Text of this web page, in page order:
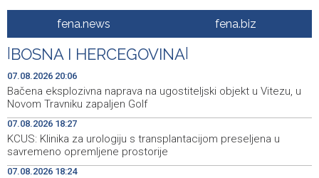
Announcement of events for Saturday, 8 August 2026
19:10
Rudari Milanovića ubijedili da ode kući, Memčić se već
ponovo vratio u jamu 'Raspotočje'
19:03
Sarajevo Film Festival presents Kinoscope and
Kinoscope Surreal programs
19:00 Najave događaja za 8. 8. 2026. godine (subota)
18:58
Fire breaks out across more than 40 hectares in Grude,
firefighters and Air Tractors on the ground
fena.news fena.biz
BOSNA I HERCEGOVINA
07.08.2026 20:06
Bačena eksplozivna naprava na ugostiteljski objekt u Vitezu, u
Novom Travniku zapaljen Golf
07.08.2026 18:27
KCUS: Klinika za urologiju s transplantacijom preseljena u
savremeno opremljene prostorije
07.08.2026 18:24